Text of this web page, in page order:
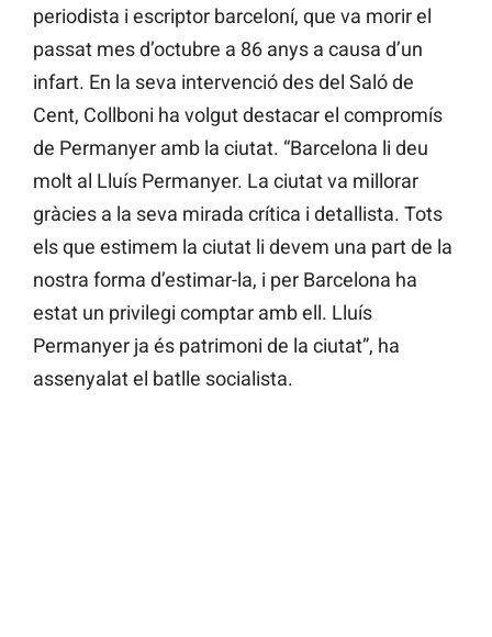
periodista i escriptor barceloní, que va morir el
passat mes d’octubre a 86 anys a causa d’un
infart. En la seva intervenció des del Saló de
Cent, Collboni ha volgut destacar el compromís
de Permanyer amb la ciutat. “Barcelona li deu
molt al Lluís Permanyer. La ciutat va millorar
gràcies a la seva mirada crítica i detallista. Tots
els que estimem la ciutat li devem una part de la
nostra forma d’estimar-la, i per Barcelona ha
estat un privilegi comptar amb ell. Lluís
Permanyer ja és patrimoni de la ciutat”, ha
assenyalat el batlle socialista.